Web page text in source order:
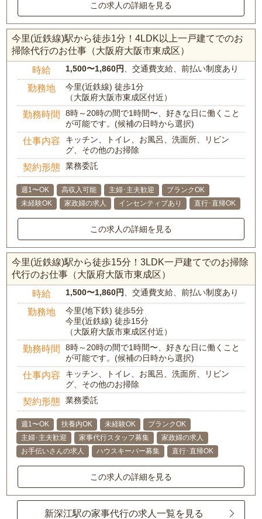
この求人の詳細を見る
今里(近鉄線)駅から徒歩1分！4LDK以上一戸建てでのお
掃除代行のお仕事（大阪府大阪市東成区）
時給 1,500〜1,860円、交通費支給、前払い制度あり
勤務地
今里(近鉄線) 徒歩1分
（大阪府大阪市東成区付近）
勤務時間
8時～20時の間で1時間〜、好きな日に働くこと
が可能です。(候補の日時から選択)
仕事内容
キッチン、トイレ、お風呂、洗面所、リビン
グ、その他のお掃除
契約形態 業務委託
週1〜OK 高収入可能 主婦･主夫歓迎
ブランクOK
未経験OK
家政婦の求人 インセンティブあり 直行･直帰OK
この求人の詳細を見る
今里(近鉄線)駅から徒歩15分！3LDK一戸建てでのお掃除
代行のお仕事（大阪府大阪市東成区）
時給 1,500〜1,860円、交通費支給、前払い制度あり
勤務地
今里(地下鉄) 徒歩5分
今里(近鉄線) 徒歩15分
（大阪府大阪市東成区付近）
勤務時間
8時～20時の間で1時間〜、好きな日に働くこと
が可能です。(候補の日時から選択)
仕事内容
キッチン、トイレ、お風呂、洗面所、リビン
グ、その他のお掃除
契約形態 業務委託
週1〜OK 扶養内OK 未経験OK
ブランクOK
主婦･主夫歓迎
家事代行スタッフ募集
家政婦の求人
お手伝いさんの求人
ハウスキーパー募集 直行･直帰OK
この求人の詳細を見る
新深江駅の家事代行の求人一覧を見る